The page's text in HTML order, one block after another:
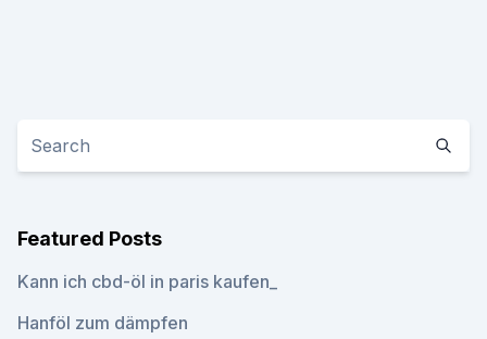
Featured Posts
Kann ich cbd-öl in paris kaufen_
Hanföl zum dämpfen